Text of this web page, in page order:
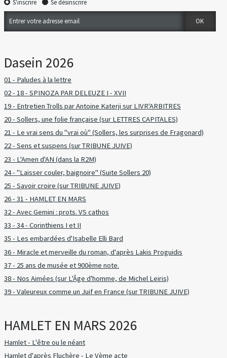
S'inscrire Se désinscrire
Dasein 2026
01 - Paludes à la lettre
02 - 18 - SPINOZA PAR DELEUZE I - XVII
19 - Entretien Trolls par Antoine Katerji sur LIVR'ARBITRES
20 - Sollers, une folie française (sur LETTRES CAPITALES)
21 - Le vrai sens du "vrai où" (Sollers, les surprises de Fragonard)
22 - Sens et suspens (sur TRIBUNE JUIVE)
23 - L'Amen d'AN (dans la R2M)
24 - "Laisser couler, baignoire" (Suite Sollers 20)
25 - Savoir croire (sur TRIBUNE JUIVE)
26 - 31 - HAMLET EN MARS
32 - Avec Gemini : prots. VS cathos
33 - 34 - Corinthiens I et II
35 - Les embardées d'Isabelle Elli Bard
36 - Miracle et merveille du roman, d'après Lakis Proguidis
37 - 25 ans de musée et 900ème note.
38 - Nos Aimées (sur L'Âge d'homme, de Michel Leiris)
39 - Valeureux comme un Juif en France (sur TRIBUNE JUIVE)
HAMLET EN MARS 2026
Hamlet - L'être ou le néant
Hamlet d'après Fluchère - Le Vème acte